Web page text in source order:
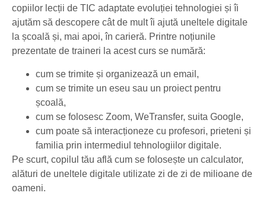
copiilor lecții de TIC adaptate evoluției tehnologiei și îi
ajutăm să descopere cât de mult îi ajută uneltele digitale
la școală și, mai apoi, în carieră. Printre noțiunile
prezentate de traineri la acest curs se numără:
cum se trimite și organizează un email,
cum se trimite un eseu sau un proiect pentru
școală,
cum se folosesc Zoom, WeTransfer, suita Google,
cum poate să interacționeze cu profesori, prieteni și
familia prin intermediul tehnologiilor digitale.
Pe scurt, copilul tău află cum se folosește un calculator,
alături de uneltele digitale utilizate zi de zi de milioane de
oameni.